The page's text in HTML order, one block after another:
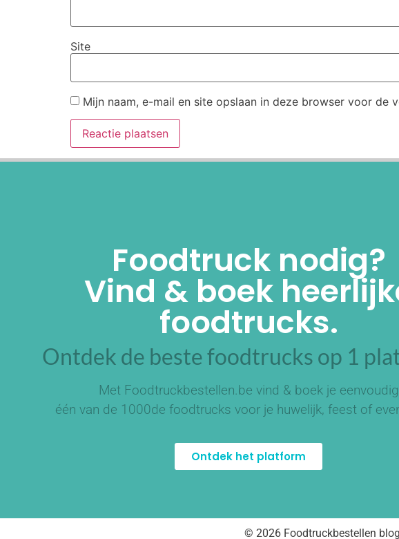
Site
Mijn naam, e-mail en site opslaan in deze browser voor de
Foodtruck nodig?
Vind & boek
foodtrucks.
Ontdek de beste foodtrucks op 1
Met Foodtruckbestellen.be vind & boek je eenvoudig
één van de 1000de foodtrucks voor je huwelijk, feest of
Ontdek het platform
© 2026 Foodtruckbestellen